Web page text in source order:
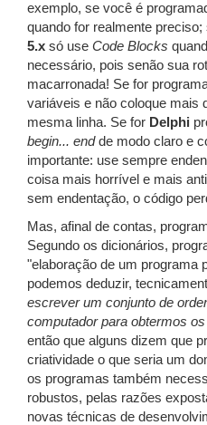
exemplo, se você é
quando for realmente
5.x só use Code Blocks
necessário, pois senão sua
macarronada! Se for
variáveis e não coloque mais
mesma linha. Se for Delphi
begin... endde modo claro e
importante: use sempre
coisa mais horrível e mais
sem endentação, o código
Mas, afinal de contas,
Segundo os dicionários,
"elaboração de um programa
podemos deduzir,
escrever um conjunto de
computador para obtermos
então que alguns dizem que
criatividade o que seria um
os programas também
robustos, pelas razões
novas técnicas de